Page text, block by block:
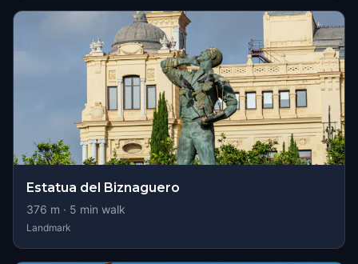
Estatua del Biznaguero
376 m · 5 min walk
Landmark